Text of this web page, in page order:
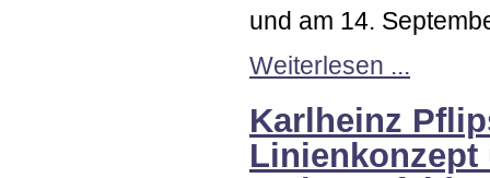
und am 14.
Weiterlesen ...
Karlheinz
Linienkonzept